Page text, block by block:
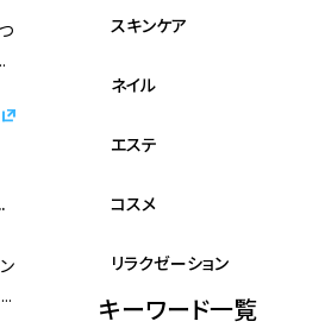
スキンケア
ネイル
エステ
コスメ
リラクゼーション
キーワード一覧